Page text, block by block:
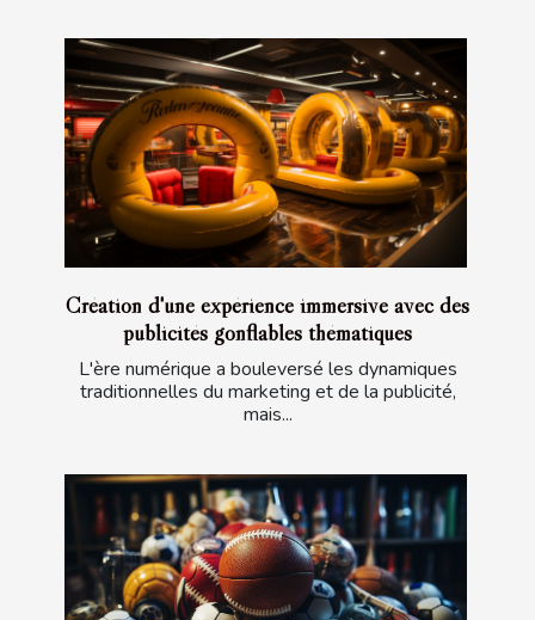
Création d'une expérience immersive avec des
publicités gonflables thématiques
L'ère numérique a bouleversé les dynamiques
traditionnelles du marketing et de la publicité,
mais...